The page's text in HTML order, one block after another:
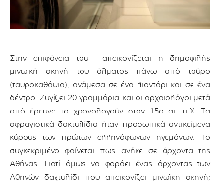
Στην επιφάνεια του απεικονίζεται η δημοφιλής
μινωική σκηνή του άλματος πάνω από ταύρο
(ταυροκαθάψια), ανάμεσα σε ένα λιοντάρι και σε ένα
δέντρο. Ζυγίζει 20 γραμμάρια και οι αρχαιολόγοι μετά
από έρευνα το χρονολογούν στον 15ο αι. π.Χ. Τα
σφραγιστικά δακτυλίδια ήταν προσωπικά αντικείμενα
κύρους των πρώτων ελληνόφωνων ηγεμόνων. Το
συγκεκριμένο φαίνεται πως ανήκε σε άρχοντα της
Αθήνας. Γιατί όμως να φοράει ένας άρχοντας των
Αθηνών δαχτυλίδι που απεικονίζει μινωϊκη σκηνή;